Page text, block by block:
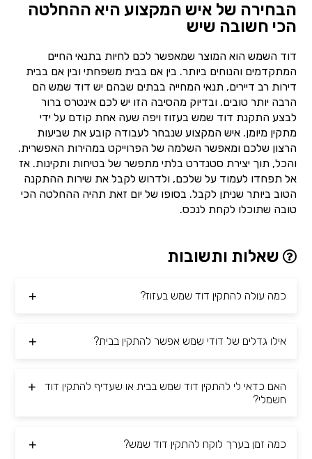
הבחירה של איש המקצוע היא ההחלטה
הכי חשובה שיש
דוד השמש הוא המוצר שמאפשר לכם לחיות בתנאי החיים
המתקדמים והנוחים ביותר. בין אם בבית משפחתי ובין אם בבית
דירות רב דיירים, תנאי המחייה בבתים שבהם יש דוד שמש הם
הרבה יותר טובים. ובדיוק מהסיבה הזו יש לכם אינטרס ברור
לבצע התקנת דוד שמש בעזוז ויפה שעה אחת קודם על ידי
מתקין מיומן. איש המקצוע שנבחר לעבודה קובע את שביעות
הרצון שלכם ומאפשר השלמה של הפרוייקט במהירות האפשרית.
והכל, תוך יצירת סטנדרט בלתי מתפשר של בטיחות ותקינות. אז
אל תפחדו לעמוד על שלכם, ולדרוש לקבל את שירות ההתקנה
הטוב ביותר שניתן לקבל. בסופו של יום זאת תהיה ההחלטה הכי
טובה שתוכלו לקחת לנכס.
שאלות ותשובות
כמה עולה להתקין דוד שמש בעזוז?
אילו גדלים של דודי שמש אפשר להתקין בבית?
האם כדאי לי להתקין דוד שמש בבית או שעדיף להתקין דוד
חשמלי?
כמה זמן בערך לוקח להתקין דוד שמש?